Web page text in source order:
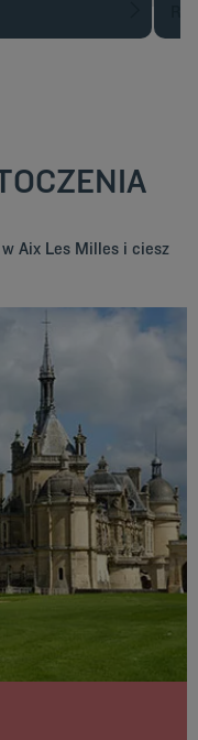
Aix Les Milles i ciesz